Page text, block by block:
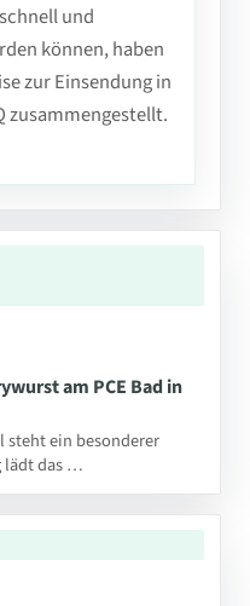
und
können, haben
zur Einsendung in
zusammengestellt.
am PCE Bad in
steht ein besonderer
lädt das …